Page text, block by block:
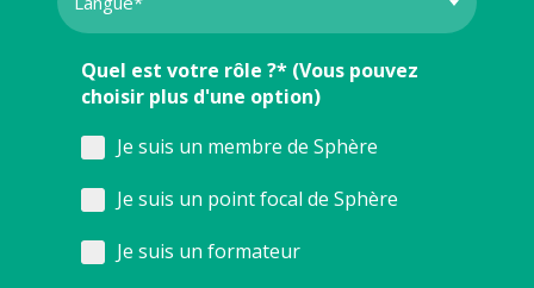
Quel est votre rôle ?* (Vous pouvez
choisir plus d'une option)
Je suis un membre de Sphère
Je suis un point focal de Sphère
Je suis un formateur